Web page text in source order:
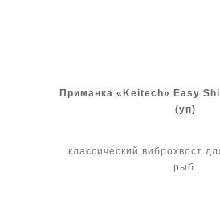
Приманка «Keitech» Easy
(уп)
классический виброхвост
рыб.